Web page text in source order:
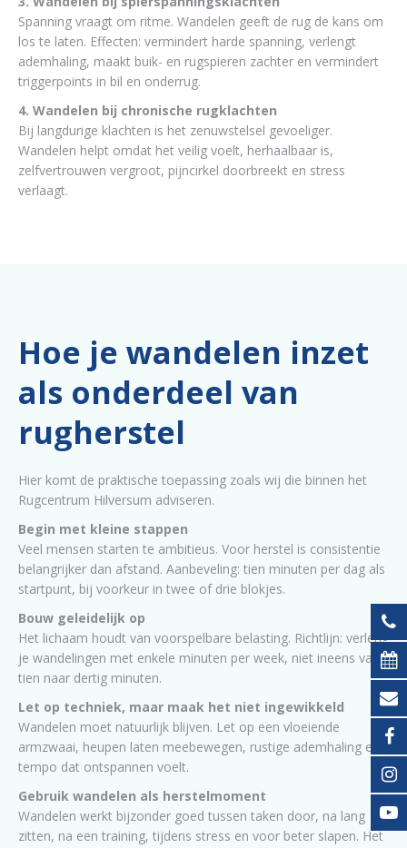
Spanning vraagt om ritme. Wandelen geeft de rug de kans om
los te laten. Effecten: vermindert harde spanning, verlengt
ademhaling, maakt buik- en rugspieren zachter en vermindert
triggerpoints in bil en onderrug.
4. Wandelen bij chronische rugklachten
Bij langdurige klachten is het zenuwstelsel gevoeliger.
Wandelen helpt omdat het veilig voelt, herhaalbaar is,
zelfvertrouwen vergroot, pijncirkel doorbreekt en stress
verlaagt.
Hoe je wandelen inzet
als onderdeel van
rugherstel
Hier komt de praktische toepassing zoals wij die binnen het
Rugcentrum Hilversum adviseren.
Begin met kleine stappen
Veel mensen starten te ambitieus. Voor herstel is consistentie
belangrijker dan afstand. Aanbeveling: tien minuten per dag als
startpunt, bij voorkeur in twee of drie blokjes.
Bouw geleidelijk op
Het lichaam houdt van voorspelbare belasting. Richtlijn: verleng
je wandelingen met enkele minuten per week, niet ineens van
tien naar dertig minuten.
Let op techniek, maar maak het niet ingewikkeld
Wandelen moet natuurlijk blijven. Let op een vloeiende
armzwaai, heupen laten meebewegen, rustige ademhaling en
tempo dat ontspannen voelt.
Gebruik wandelen als herstelmoment
Wandelen werkt bijzonder goed tussen taken door, na lang
zitten, na een training, tijdens stress en voor beter slapen. Het